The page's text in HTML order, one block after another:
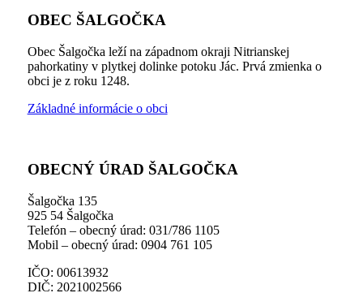
OBEC ŠALGOČKA
Obec Šalgočka leží na západnom okraji Nitrianskej
pahorkatiny v plytkej dolinke potoku Jác. Prvá zmienka o
obci je z roku 1248.
Základné informácie o obci
OBECNÝ ÚRAD ŠALGOČKA
Šalgočka 135
925 54 Šalgočka
Telefón – obecný úrad: 031/786 1105
Mobil – obecný úrad: 0904 761 105
IČO: 00613932
DIČ: 2021002566